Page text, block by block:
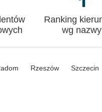
Ranking
wg nazwy
Rzeszów Szczecin